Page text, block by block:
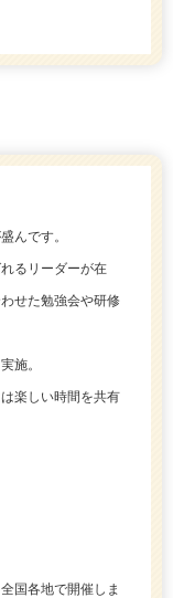
んです。
るリーダーが在
せた勉強会や研修
施。
楽しい時間を共有
国各地で開催しま